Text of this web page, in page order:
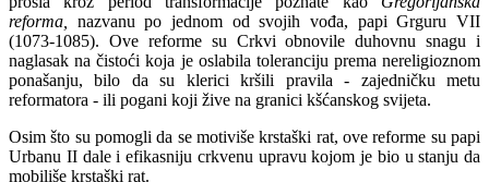
reforma, nazvanu po jednom od svojih vođa, papi Grguru VII
(1073-1085). Ove reforme su Crkvi obnovile duhovnu snagu i
naglasak na čistoći koja je oslabila toleranciju prema nereligioznom
ponašanju, bilo da su klerici kršili pravila - zajedničku metu
reformatora - ili pogani koji žive na granici kšćanskog svijeta.
Osim što su pomogli da se motiviše krstaški rat, ove reforme su papi
Urbanu II dale i efikasniju crkvenu upravu kojom je bio u stanju da
mobiliše krstaški rat.